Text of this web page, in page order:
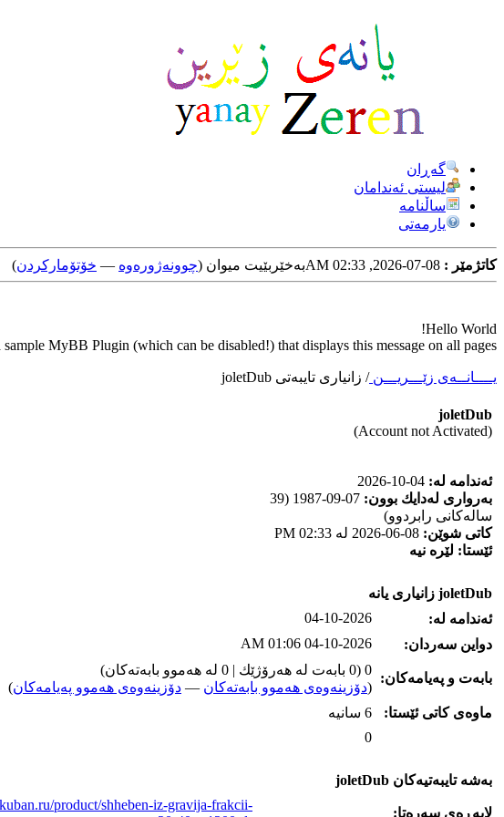
گه‌ڕان
لیستی ئه‌ندامان
ساڵنامه
یارمه‌تی
کاتژمێر : به‌خێربێیت میوان (چوونه‌ژوره‌وه‌ — خۆتۆمارکردن)
Hello World!
sample MyBB Plugin (which can be disabled!) that displays this message on all pages.
یــــانــه‌ی زێـــریـــن/ زانیاری تایبه‌تی joletDub
joletDub
(Account not Activated)
ئه‌ندامه‌ له‌:
به‌رواری له‌دایك بوون:
07-09-1987 (39
ساله‌كانی رابردوو)
كاتی شوێن:
ئێستا: لێره‌ نیه‌
joletDub زانیاری یانه‌
ئه‌ندامه‌ له‌:
04-10-2026
دواین سه‌ردان:
04-10-2026 01:06 AM
بابه‌ت و په‌یامه‌کان:
0 (0 بابه‌ت له‌ هه‌رۆژێك | 0 له‌ هه‌موو بابه‌ته‌كان)
(دۆزینه‌وه‌ی هه‌موو بابه‌ته‌کان — دۆزینه‌وه‌ی هه‌موو په‌یامه‌کان)
ماوه‌ی كاتی ئێستا:
6 سانیه‌
0
به‌شه‌ تایبه‌تیه‌کان joletDub
لاپه‌ڕه‌ی سه‌ره‌تا:
product/shheben-iz-gravija-frakcii-